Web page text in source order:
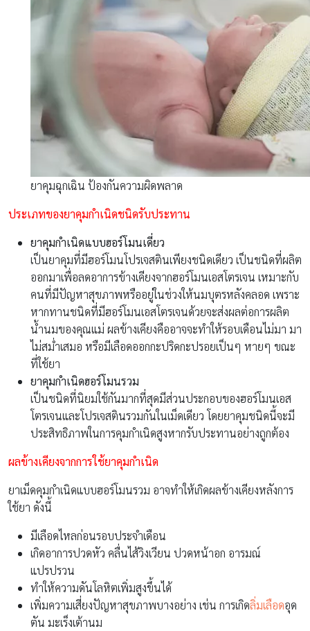
ยาคุมฉุกเฉิน ป้องกันความผิดพลาด
ประเภทของยาคุมกำเนิดชนิดรับประทาน
ยาคุมกำเนิดแบบฮอร์โมนเดี่ยว
เป็นยาคุมที่มีฮอร์โมนโปรเจสตินเพียงชนิดเดียว เป็นชนิดที่ผลิต
ออกมาเพื่อลดอาการข้างเคียงจากฮอร์โมนเอสโตรเจน เหมาะกับ
คนที่มีปัญหาสุขภาพหรืออยู่ในช่วงให้นมบุตรหลังคลอด เพราะ
หากทานชนิดที่มีฮอร์โมนเอสโตรเจนด้วยจะส่งผลต่อการผลิต
น้ำนมของคุณแม่ ผลข้างเคียงคืออาจจะทำให้รอบเดือนไม่มา มา
ไม่สม่ำเสมอ หรือมีเลือดออกกะปริดกะปรอยเป็นๆ หายๆ ขณะ
ที่ใช้ยา
ยาคุมกำเนิดฮอร์โมนรวม
เป็นชนิดที่นิยมใช้กันมากที่สุดมีส่วนประกอบของฮอร์โมนเอส
โตรเจนและโปรเจสตินรวมกันในเม็ดเดียว โดยยาคุมชนิดนี้จะมี
ประสิทธิภาพในการคุมกำเนิดสูงหากรับประทานอย่างถูกต้อง
ผลข้างเคียงจากการใช้ยาคุมกำเนิด
ยาเม็ดคุมกำเนิดแบบฮอร์โมนรวม อาจทำให้เกิดผลข้างเคียงหลังการ
ใช้ยา ดังนี้
มีเลือดไหลก่อนรอบประจำเดือน
เกิดอาการปวดหัว คลื่นไส้วิงเวียน ปวดหน้าอก อารมณ์
แปรปรวน
ทำให้ความดันโลหิตเพิ่มสูงขึ้นได้
เพิ่มความเสี่ยงปัญหาสุขภาพบางอย่าง เช่น การเกิดลิ่มเลือดอุด
ตัน มะเร็งเต้านม